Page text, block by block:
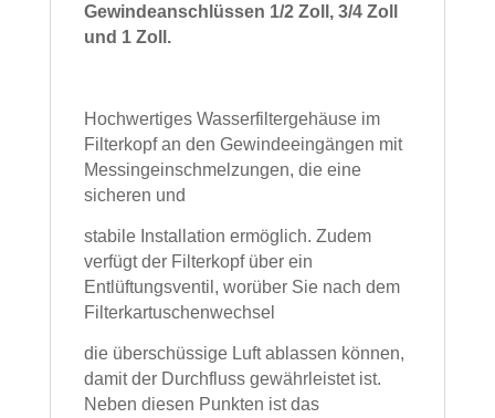
Gewindeanschlüssen 1/2 Zoll, 3/4 Zoll
und 1 Zoll.
Hochwertiges Wasserfiltergehäuse im
Filterkopf an den Gewindeeingängen mit
Messingeinschmelzungen, die eine
sicheren und
stabile Installation ermöglich. Zudem
verfügt der Filterkopf über ein
Entlüftungsventil, worüber Sie nach dem
Filterkartuschenwechsel
die überschüssige Luft ablassen können,
damit der Durchfluss gewährleistet ist.
Neben diesen Punkten ist das